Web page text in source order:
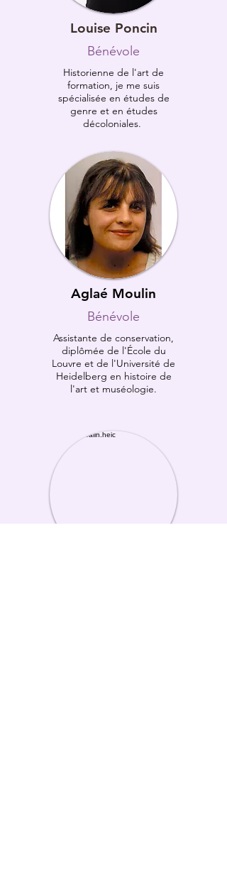
Louise Poncin
Bénévole
Historienne de l'art de
formation, je me suis
spécialisée en études de
genre et en études
décoloniales.
Aglaé Moulin
Bénévole
Assistante de conservation,
diplômée de l'École du
Louvre et de l'Université de
Heidelberg en histoire de
l'art et muséologie.